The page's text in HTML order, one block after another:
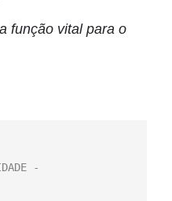
função vital para o